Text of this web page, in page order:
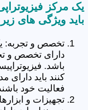
یک مرکز
باید ویژگی های
تخصص و تجربه:
دارای تخصص و
باشد.
کنند باید دارای
فعالیت خود
تجهیزات و